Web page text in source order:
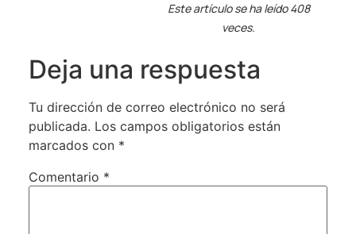
Este artículo se ha leído 408
veces.
Deja una respuesta
Tu dirección de correo electrónico no será
publicada. Los campos obligatorios están
marcados con *
Comentario *